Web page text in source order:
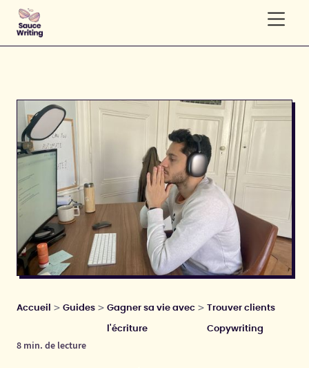
Accueil > Guides > Gagner sa vie avec
l'écriture
>Trouver clients
Copywriting
8 min. de lecture